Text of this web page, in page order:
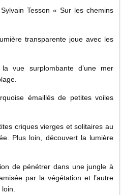
Tesson « Sur les chemins
transparente joue avec les
vue surplombante d’une mer
émaillés de petites voiles
criques vierges et solitaires au
Plus loin, découvert la lumière
de pénétrer dans une jungle à
par la végétation et l’autre
loin.